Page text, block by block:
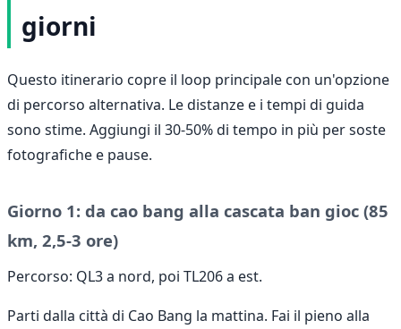
giorni
Questo itinerario copre il loop principale con un'opzione
di percorso alternativa. Le distanze e i tempi di guida
sono stime. Aggiungi il 30-50% di tempo in più per soste
fotografiche e pause.
Giorno 1: da cao bang alla cascata ban gioc (85
km, 2,5-3 ore)
Percorso: QL3 a nord, poi TL206 a est.
Parti dalla città di Cao Bang la mattina. Fai il pieno alla